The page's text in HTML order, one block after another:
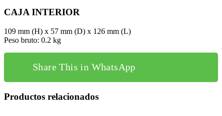
CAJA INTERIOR
109 mm (H) x 57 mm (D) x 126 mm (L)
Peso bruto: 0.2 kg
Share This in WhatsApp
Productos relacionados